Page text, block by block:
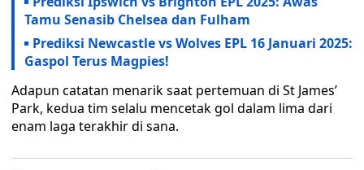
Tamu Senasib Chelsea dan Fulham
Prediksi Newcastle vs Wolves EPL 16 Januari 2025:
Gaspol Terus Magpies!
Adapun catatan menarik saat pertemuan di St James’
Park, kedua tim selalu mencetak gol dalam lima dari
enam laga terakhir di sana.